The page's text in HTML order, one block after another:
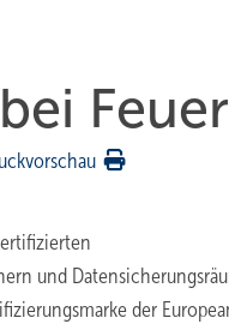
Feuer
und
der